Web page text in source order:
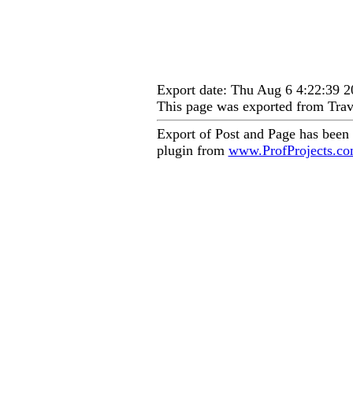
Export date: Thu Aug 6 4:22:39
This page was exported from
Export of Post and Page has
plugin from